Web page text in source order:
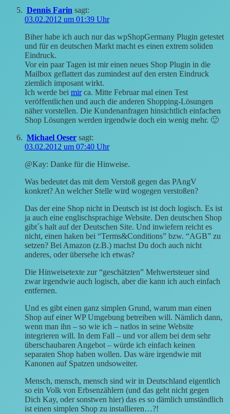
Dennis Farin sagt:
03.02.2012 um 01:39 Uhr
Biher habe ich auch nur das wpShopGermany Plugin getestet
und für en deutschen Markt macht es einen extrem soliden
Eindruck.
Vor ein paar Tagen ist mir einen neues Shop Plugin in die
Mailbox geflattert das zumindest auf den ersten Eindruck
ziemlich imposant wirkt.
Ich werde bei mirca. Mitte Februar mal einen Test
veröffentlichen und auch die anderen Shopping-Lösungen
näher vorstellen. Die Kundenanfragen hinsichtlich einfachen
Shop Lösungen werden irgendwie doch ein wenig mehr. 🙂
Michael Oeser sagt:
03.02.2012 um 07:40 Uhr
@Kay: Danke für die Hinweise.
Was bedeutet das mit dem Verstoß gegen das PAngV
konkret? An welcher Stelle wird wogegen verstoßen?
Das der eine Shop nicht in Deutsch ist ist doch logisch. Es ist
ja auch eine englischsprachige Website. Den deutschen Shop
gibt´s halt auf der Deutschen Site. Und inwiefern reicht es
nicht, einen haken bei “Terms&Conditions” bzw. “AGB” zu
setzen? Bei Amazon (z.B.) machst Du doch auch nicht
anderes, oder übersehe ich etwas?
Die Hinweisetexte zur “geschätzten” Mehwertsteuer sind
zwar irgendwie auch logisch, aber die kann ich auch einfach
entfernen.
Und es gibt einen ganz simplen Grund, warum man einen
Shop auf einer WP Umgebung betreiben will. Nämlich dann,
wenn man ihn – so wie ich – natlos in seine Website
integrieren will. In dem Fall – und vor allem bei dem sehr
überschaubaren Angebot – würde ich einfach keinen
separaten Shop haben wollen. Das wäre irgendwie mit
Kanonen auf Spatzen undsoweiter.
Mensch, mensch, mensch sind wir in Deutschland eigentlich
so ein Volk von Erbsenzählern (und das geht nicht gegen
Dich Kay, oder sonstwen hier) das es so dämlich umständlich
ist einen simplen Shop zu installieren…?!